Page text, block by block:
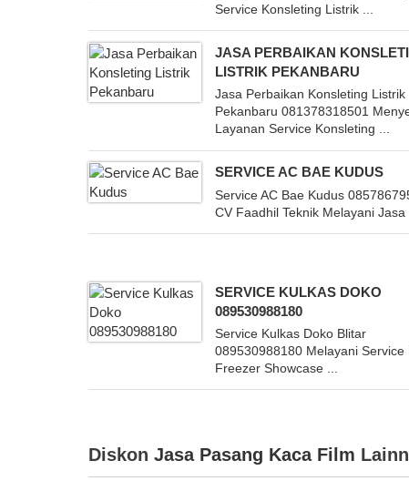
Service Konsleting Listrik ...
JASA PERBAIKAN
LISTRIK PEKANBARU
Jasa Perbaikan Konsleting Listrik
Pekanbaru 081378318501
Layanan Service Konsleting ...
SERVICE AC BAE KUDUS
Service AC Bae Kudus
CV Faadhil Teknik Melayani Jasa
SERVICE KULKAS DOKO
089530988180
Service Kulkas Doko Blitar
089530988180 Melayani Service
Freezer Showcase ...
Diskon Jasa Pasang Kaca Film